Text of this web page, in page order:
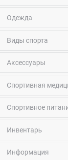
Одежда
Виды спорта
Аксессуары
Спортивная
Спортивное
Инвентарь
Информация